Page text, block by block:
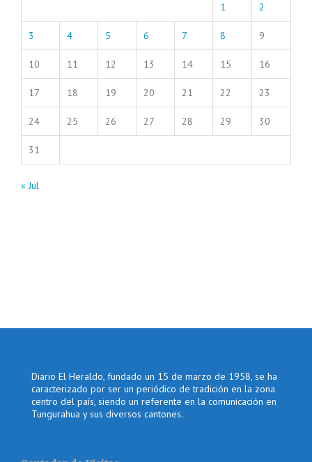
1 2
3 4 5 6 7 8 9
10 11 12 13 14 15 16
17 18 19 20 21 22 23
24 25 26 27 28 29 30
31
« Jul
Diario El Heraldo, fundado un 15 de marzo de 1958, se ha
caracterizado por ser un periódico de tradición en la zona
centro del país, siendo un referente en la comunicación en
Tungurahua y sus diversos cantones.